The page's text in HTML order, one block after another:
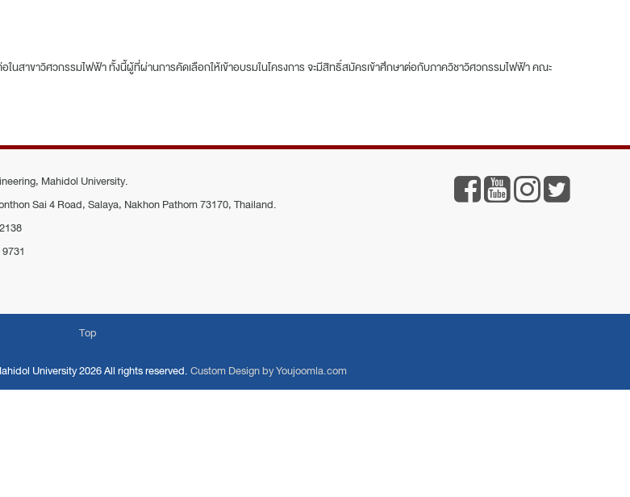
สาขาวิศวกรรมไฟฟ้า ทั้งนี้ผู้ที่ผ่านการคัดเลือกให้เข้าอบรมในโครงการ จะมีสิทธิ์สมัครเข้าศึกษาต่อกับภาควิชาวิศวกรรมไฟฟ้า คณะ
Mahidol University.
Sai 4 Road, Salaya, Nakhon Pathom 73170, Thailand.
Top
University2026 All rights reserved.Custom Design by Youjoomla.com